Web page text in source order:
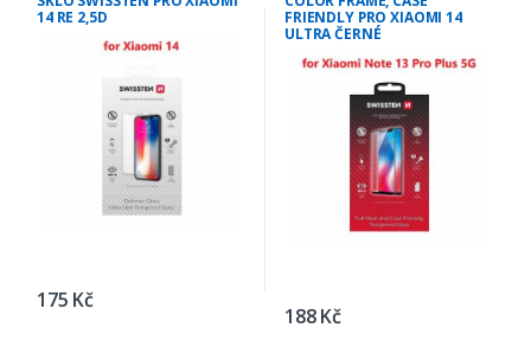
14 RE 2,5D
175 Kč
FRIENDLY PRO XIAOMI 14
ULTRA ČERNÉ
188 Kč